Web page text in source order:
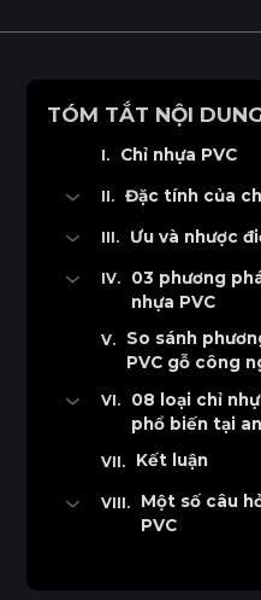
TÓM TẮT NỘI
Chỉ nhựa PVC
Đặc tính của
Cấu tạo nẹp cạnh
Kích thước chỉ
Chất liệu và màu
Công dụng của
Thi công chỉ dán
Độ bền chỉ nhựa
Ứng dụng nẹp chỉ
Ưu và nhược
Ưu điểm chỉ nhựa
Nhược điểm chỉ
03 phương
nhựa PVC
1. Dán chỉ nhựa
2. Dán chỉ nhựa
3. Dán chỉ nhựa
So sánh
PVC gỗ công
08 loại chỉ
phổ biến tại
1. Chỉ dán cạnh
2. Chỉ dán cạnh
3. Chỉ dán cạnh
Kết luận
Một số câu
PVC